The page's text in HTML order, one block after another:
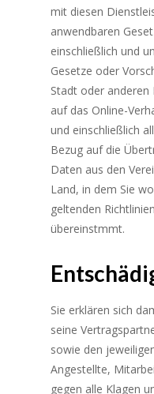
mit diesen
anwendbaren
einschließlich und
Gesetze oder
Stadt oder anderen
auf das Online-
und einschließlich
Bezug auf die
Daten aus den
Land, in dem Sie
geltenden
übereinstmmt.
Sie erklären sich
seine
sowie den
Angestellte,
gegen alle Klagen